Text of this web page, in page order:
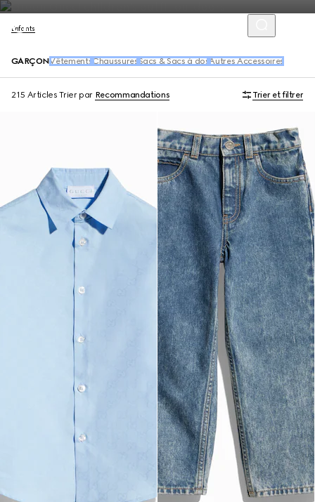
Enfants
GARÇON Vêtements Chaussures Sacs & Sacs à dos Autres Accessoires
215 Articles Trier par Recommandations Trier et filtrer